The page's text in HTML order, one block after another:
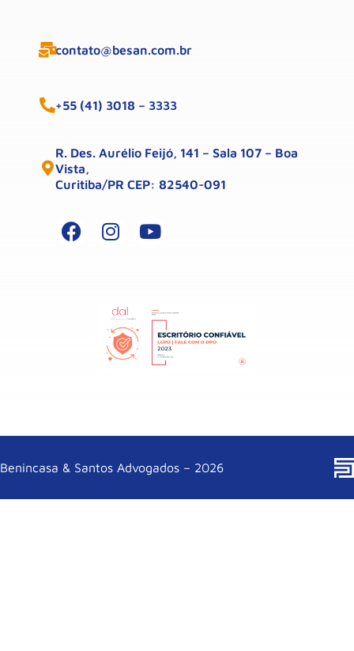
contato@besan.com.br
+55 (41) 3018 – 3333
R. Des. Aurélio Feijó, 141 – Sala 107 – Boa
Vista,
Curitiba/PR CEP: 82540-091
Benincasa & Santos Advogados – 2026